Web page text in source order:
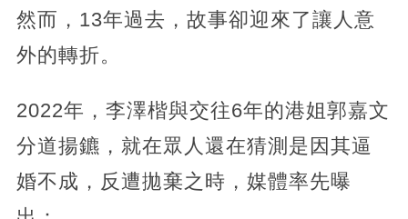
然而，13年過去，故事卻迎來了讓人意
外的轉折。
2022年，李澤楷與交往6年的港姐郭嘉文
分道揚鑣，就在眾人還在猜測是因其逼
婚不成，反遭拋棄之時，媒體率先曝